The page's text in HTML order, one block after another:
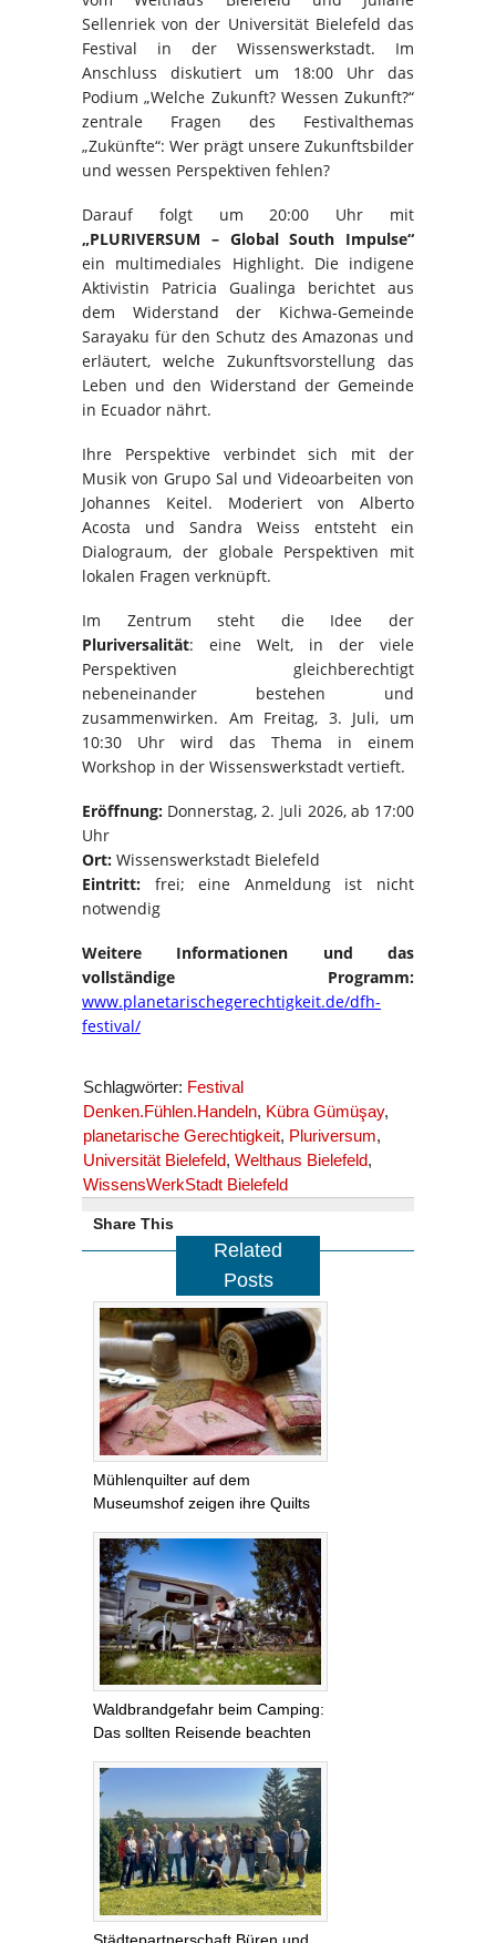
Sellenriek von der Universität Bielefeld das
Festival in der Wissenswerkstadt. Im
Anschluss diskutiert um 18:00 Uhr das
Podium „Welche Zukunft? Wessen Zukunft?“
zentrale Fragen des Festivalthemas
„Zukünfte“: Wer prägt unsere Zukunftsbilder
und wessen Perspektiven fehlen?
Darauf folgt um 20:00 Uhr mit
„PLURIVERSUM – Global South Impulse“
ein multimediales Highlight. Die indigene
Aktivistin Patricia Gualinga berichtet aus
dem Widerstand der Kichwa-Gemeinde
Sarayaku für den Schutz des Amazonas und
erläutert, welche Zukunftsvorstellung das
Leben und den Widerstand der Gemeinde
in Ecuador nährt.
Ihre Perspektive verbindet sich mit der
Musik von Grupo Sal und Videoarbeiten von
Johannes Keitel. Moderiert von Alberto
Acosta und Sandra Weiss entsteht ein
Dialograum, der globale Perspektiven mit
lokalen Fragen verknüpft.
Im Zentrum steht die Idee der
Pluriversalität: eine Welt, in der viele
Perspektiven gleichberechtigt
nebeneinander bestehen und
zusammenwirken. Am Freitag, 3. Juli, um
10:30 Uhr wird das Thema in einem
Workshop in der Wissenswerkstadt vertieft.
Eröffnung: Donnerstag, 2. Juli 2026, ab 17:00
Uhr
Ort: Wissenswerkstadt Bielefeld
Eintritt: frei; eine Anmeldung ist nicht
notwendig
Weitere Informationen und das
vollständige Programm:
www.planetarischegerechtigkeit.de/dfh-
festival/
Schlagwörter: Festival
Denken.Fühlen.Handeln, Kübra Gümüşay,
planetarische Gerechtigkeit, Pluriversum,
Universität Bielefeld, Welthaus Bielefeld,
WissensWerkStadt Bielefeld
Share This
Related
Posts
Mühlenquilter auf dem
Museumshof zeigen ihre Quilts
Waldbrandgefahr beim Camping:
Das sollten Reisende beachten